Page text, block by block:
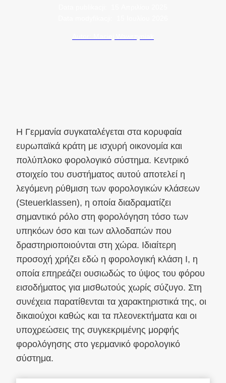
Η Γερμανία συγκαταλέγεται στα κορυφαία
ευρωπαϊκά κράτη με ισχυρή οικονομία και
πολύπλοκο φορολογικό σύστημα. Κεντρικό
στοιχείο του συστήματος αυτού αποτελεί η
λεγόμενη ρύθμιση των φορολογικών κλάσεων
(Steuerklassen), η οποία διαδραματίζει
σημαντικό ρόλο στη φορολόγηση τόσο των
υπηκόων όσο και των αλλοδαπών που
δραστηριοποιούνται στη χώρα. Ιδιαίτερη
προσοχή χρήζει εδώ η φορολογική κλάση Ι, η
οποία επηρεάζει ουσιωδώς το ύψος του φόρου
εισοδήματος για μισθωτούς χωρίς σύζυγο. Στη
συνέχεια παρατίθενται τα χαρακτηριστικά της, οι
δικαιούχοι καθώς και τα πλεονεκτήματα και οι
υποχρεώσεις της συγκεκριμένης μορφής
φορολόγησης στο γερμανικό φορολογικό
σύστημα.